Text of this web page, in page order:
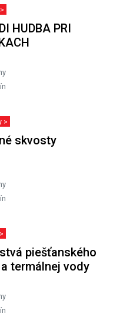
HUDBA PRI
>
skvosty
piešťanského
termálnej vody